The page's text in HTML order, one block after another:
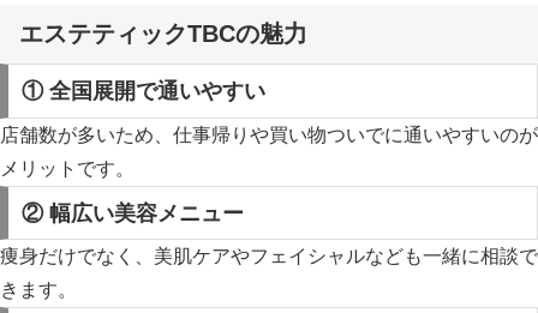
エステティックTBCの魅力
① 全国展開で通いやすい
店舗数が多いため、仕事帰りや買い物ついでに通いやすいのが
メリットです。
② 幅広い美容メニュー
痩身だけでなく、美肌ケアやフェイシャルなども一緒に相談で
きます。